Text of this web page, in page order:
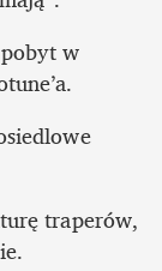
w
traperów,